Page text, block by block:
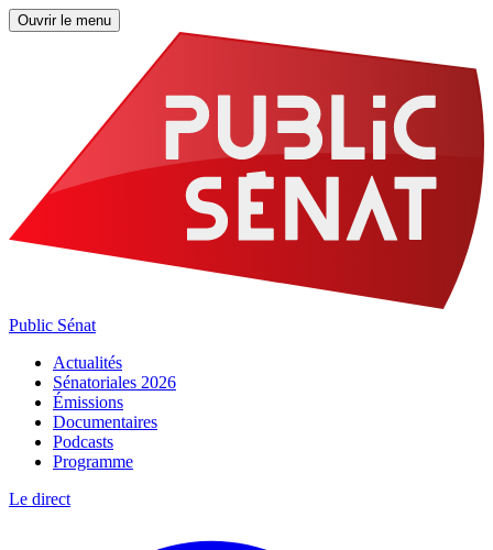
Ouvrir le menu
Public Sénat
Actualités
Sénatoriales 2026
Émissions
Documentaires
Podcasts
Programme
Le direct